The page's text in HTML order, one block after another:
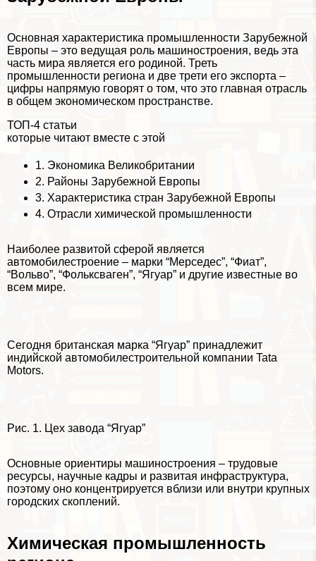
Основная хаpaктеристика промышленности Зарубежной
Европы – это ведущая роль машиностроения, ведь эта
часть мира является его родиной. Треть
промышленности региона и две трети его экспорта –
цифры напрямую говорят о том, что это главная отрасль
в общем экономическом прострaнcтве.
ТОП-4 статьи
которые читают вместе с этой
1. Экономика Великобритании
2. Районы Зарубежной Европы
3. Хаpaктеристика стран Зарубежной Европы
4. Отрасли химической промышленности
Наиболее развитой сферой является
автомобилестроение – марки “Мерседес”, “Фиат”,
“Вольво”, “Фольксваген”, “Ягуар” и другие известные во
всем мире.
Сегодня британская марка “Ягуар” принадлежит
индийской автомобилестроительной компании Tata
Motors.
Рис. 1. Цех завода “Ягуар”
Основные ориентиры машиностроения – трудовые
ресурсы, научные кадры и развитая инфраструктура,
поэтому оно концентрируется вблизи или внутри крупных
городских скоплений.
Химическая промышленность